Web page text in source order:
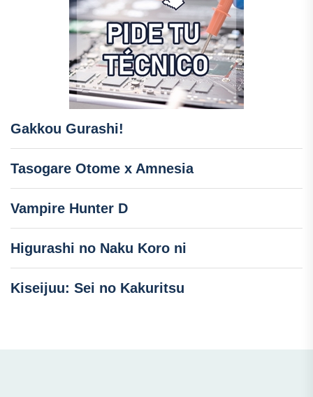
Gakkou Gurashi!
Tasogare Otome x Amnesia
Vampire Hunter D
Higurashi no Naku Koro ni
Kiseijuu: Sei no Kakuritsu